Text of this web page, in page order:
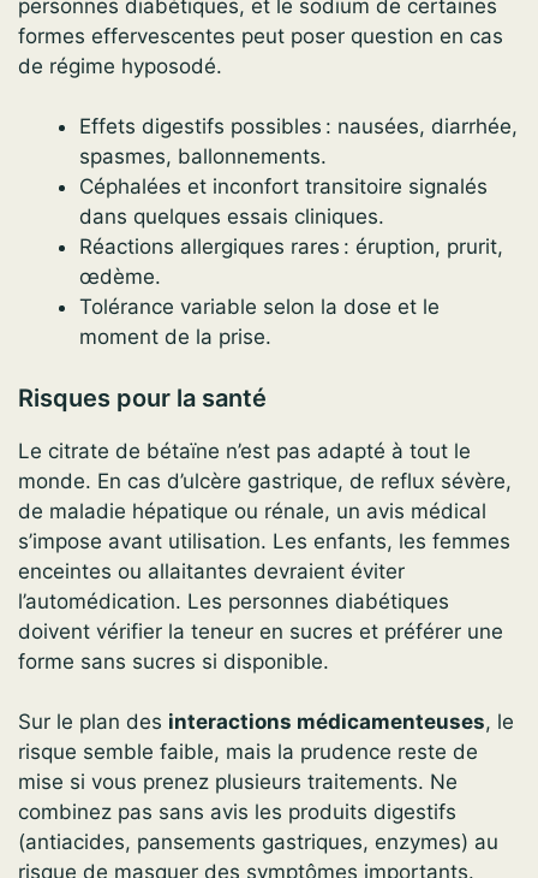
personnes diabétiques, et le sodium de certaines
formes effervescentes peut poser question en cas
de régime hyposodé.
Effets digestifs possibles : nausées, diarrhée,
spasmes, ballonnements.
Céphalées et inconfort transitoire signalés
dans quelques essais cliniques.
Réactions allergiques rares : éruption, prurit,
œdème.
Tolérance variable selon la dose et le
moment de la prise.
Risques pour la santé
Le citrate de bétaïne n’est pas adapté à tout le
monde. En cas d’ulcère gastrique, de reflux sévère,
de maladie hépatique ou rénale, un avis médical
s’impose avant utilisation. Les enfants, les femmes
enceintes ou allaitantes devraient éviter
l’automédication. Les personnes diabétiques
doivent vérifier la teneur en sucres et préférer une
forme sans sucres si disponible.
Sur le plan des interactions médicamenteuses, le
risque semble faible, mais la prudence reste de
mise si vous prenez plusieurs traitements. Ne
combinez pas sans avis les produits digestifs
(antiacides, pansements gastriques, enzymes) au
risque de masquer des symptômes importants.